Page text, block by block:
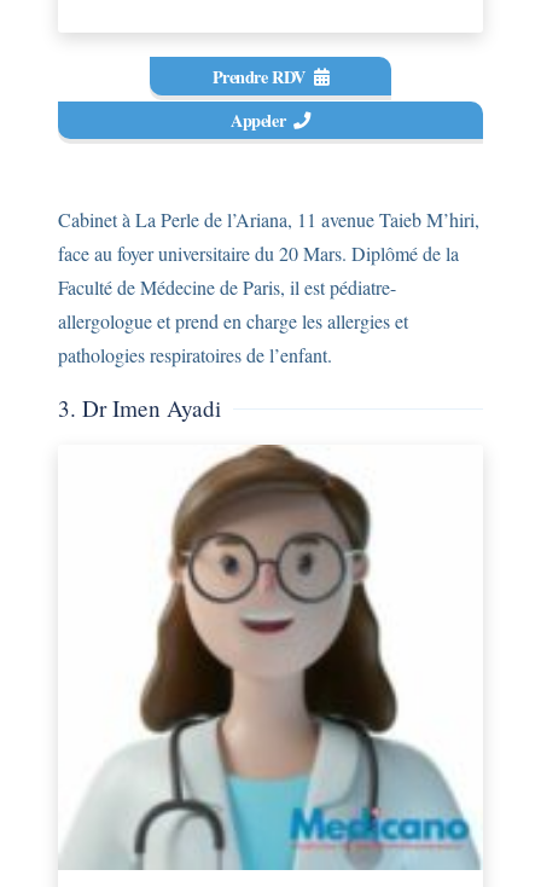
Prendre RDV
Appeler
Cabinet à La Perle de l’Ariana, 11 avenue Taieb M’hiri,
face au foyer universitaire du 20 Mars. Diplômé de la
Faculté de Médecine de Paris, il est pédiatre-
allergologue et prend en charge les allergies et
pathologies respiratoires de l’enfant.
3. Dr Imen Ayadi